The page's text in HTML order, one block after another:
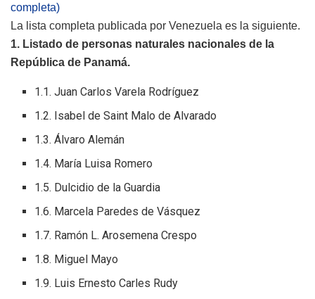
completa)
La lista completa publicada por Venezuela es la siguiente.
1. Listado de personas naturales nacionales de la
República de Panamá.
1.1. Juan Carlos Varela Rodríguez
1.2. Isabel de Saint Malo de Alvarado
1.3. Álvaro Alemán
1.4. María Luisa Romero
1.5. Dulcidio de la Guardia
1.6. Marcela Paredes de Vásquez
1.7. Ramón L. Arosemena Crespo
1.8. Miguel Mayo
1.9. Luis Ernesto Carles Rudy